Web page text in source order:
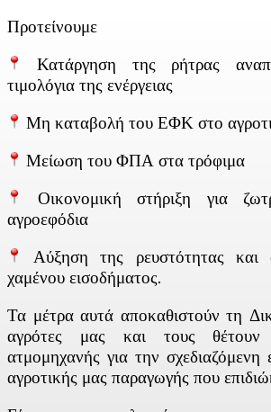
Προτείνουμε
Κατάργηση της ρήτρας
τιμολόγια της ενέργειας
Μη καταβολή του ΕΦΚ στο
Μείωση του ΦΠΑ στα τρόφιμα
Οικονομική στήριξη για
αγροεφόδια
Αύξηση της ρευστότητας και
χαμένου εισοδήματος.
Τα μέτρα αυτά αποκαθιστούν τη
αγρότες μας και τους
ατμομηχανής για την σχεδιαζόμενη
αγροτικής μας παραγωγής που